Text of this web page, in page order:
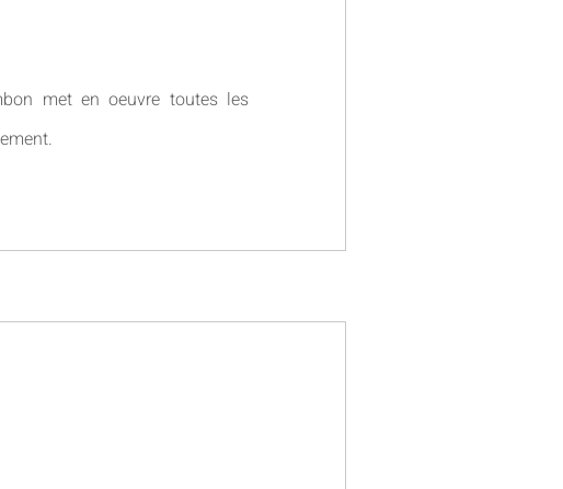
met en oeuvre toutes les